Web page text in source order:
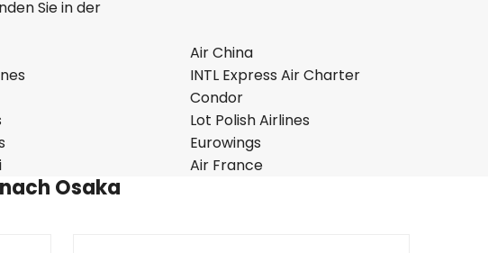
Sie in der
Air China
INTL Express Air Charter
Condor
Lot Polish Airlines
Eurowings
Air France
Osaka